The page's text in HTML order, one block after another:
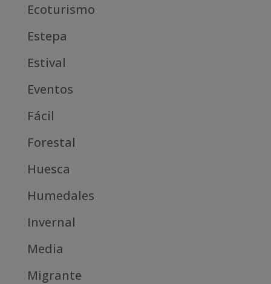
Ecoturismo
Estepa
Estival
Eventos
Fácil
Forestal
Huesca
Humedales
Invernal
Media
Migrante